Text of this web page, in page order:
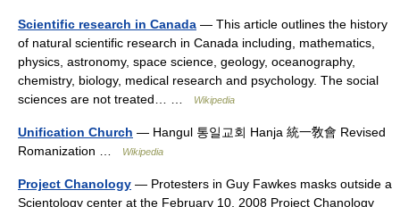
Scientific research in Canada — This article outlines the history
of natural scientific research in Canada including, mathematics,
physics, astronomy, space science, geology, oceanography,
chemistry, biology, medical research and psychology. The social
sciences are not treated… …
Wikipedia
Unification Church — Hangul 통일교회 Hanja 統一敎會 Revised
Romanization …
Wikipedia
Project Chanology — Protesters in Guy Fawkes masks outside a
Scientology center at the February 10, 2008 Project Chanology